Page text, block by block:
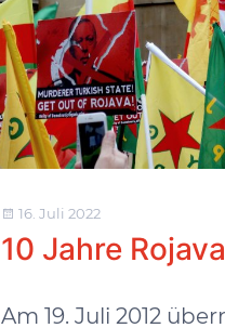
16. Juli 2022
10 Jahre
Am 19. Juli 2012